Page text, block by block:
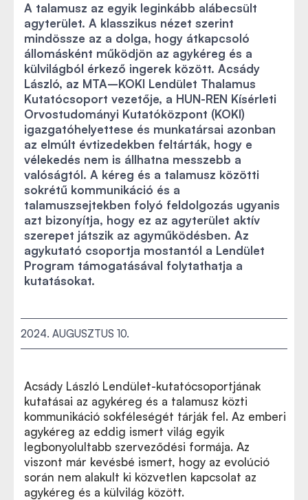
A talamusz az egyik leginkább alábecsült
agyterület. A klasszikus nézet szerint
mindössze az a dolga, hogy átkapcsoló
állomásként működjön az agykéreg és a
külvilágból érkező ingerek között. Acsády
László, az MTA–KOKI Lendület Thalamus
Kutatócsoport vezetője, a HUN-REN Kísérleti
Orvostudományi Kutatóközpont (KOKI)
igazgatóhelyettese és munkatársai azonban
az elmúlt évtizedekben feltárták, hogy e
vélekedés nem is állhatna messzebb a
valóságtól. A kéreg és a talamusz közötti
sokrétű kommunikáció és a
talamuszsejtekben folyó feldolgozás ugyanis
azt bizonyítja, hogy ez az agyterület aktív
szerepet játszik az agyműködésben. Az
agykutató csoportja mostantól a Lendület
Program támogatásával folytathatja a
kutatásokat.
2024. AUGUSZTUS 10.
Acsády László Lendület-kutatócsoportjának
kutatásai az agykéreg és a talamusz közti
kommunikáció sokféleségét tárják fel. Az emberi
agykéreg az eddig ismert világ egyik
legbonyolultabb szerveződési formája. Az
viszont már kevésbé ismert, hogy az evolúció
során nem alakult ki közvetlen kapcsolat az
agykéreg és a külvilág között.